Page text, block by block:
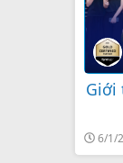
Giới
6/1/